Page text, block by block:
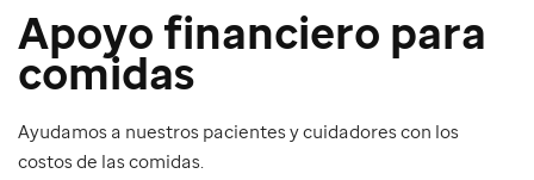
Apoyo financiero para
comidas
Ayudamos a nuestros pacientes y cuidadores con los
costos de las comidas.